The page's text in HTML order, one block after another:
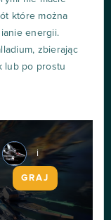
które można
energii.
zbierając
lub po prostu
i
GRAJ